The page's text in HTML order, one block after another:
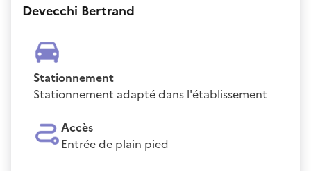
Devecchi Bertrand
Stationnement
Stationnement adapté dans l'établissement
Accès
Entrée de plain pied